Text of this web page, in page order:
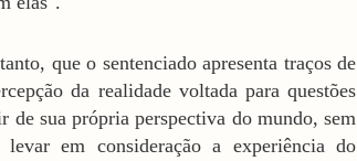
que o sentenciado apresenta traços de
da realidade voltada para questões
de sua própria perspectiva do mundo, sem
levar em consideração a experiência do